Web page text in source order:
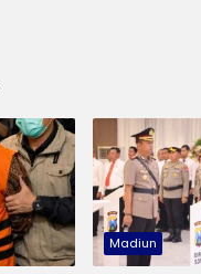
Madiun